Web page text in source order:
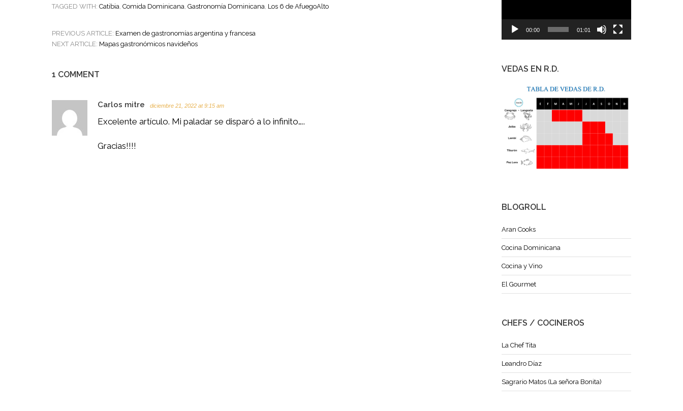
TAGGED WITH: Catibia, Comida Dominicana, Gastronomía Dominicana, Los 6 de AfuegoAlto
POST
NAVIGATION
PREVIOUS ARTICLE: Examen de gastronomías argentina y francesa
NEXT ARTICLE: Mapas gastronómicos navideños
1 COMMENT
Carlos mitre diciembre 21, 2022 at 9:15 am
Excelente artículo. Mi paladar se disparó a lo infinito…..
Gracias!!!!
00:00 01:01
VEDAS EN R.D.
BLOGROLL
Aran Cooks
Cocina Dominicana
Cocina y Vino
El Gourmet
CHEFS / COCINEROS
La Chef Tita
Leandro Díaz
Sagrario Matos (La señora Bonita)